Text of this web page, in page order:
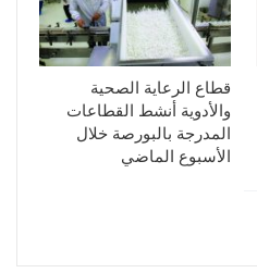
قطاع الرعاية الصحية
والأدوية أنشط القطاعات
المدرجة بالبورصة خلال
الأسبوع الماضي